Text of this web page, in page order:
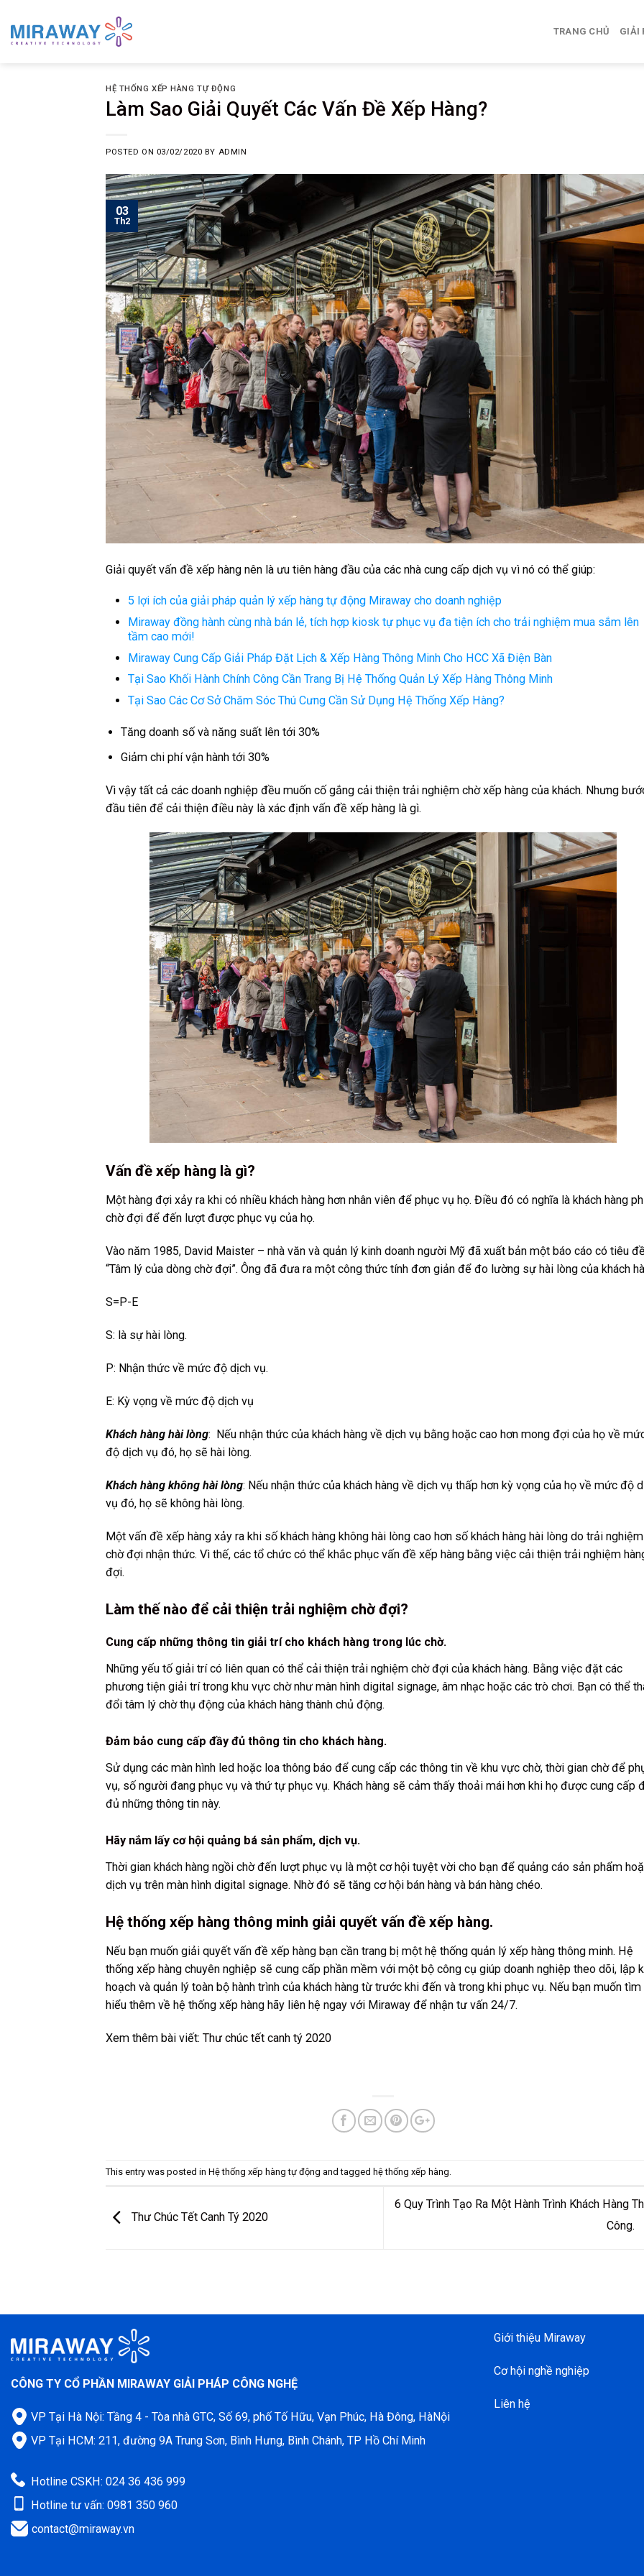
content
TRANG CHỦ GIẢI
HỆ THỐNG XẾP HÀNG TỰ ĐỘNG
Làm Sao Giải Quyết Các Vấn Đề Xếp Hàng?
POSTED ON 03/02/2020 BY ADMIN
03
Th2
Giải quyết vấn đề xếp hàng nên là ưu tiên hàng đầu của các nhà cung cấp dịch vụ vì nó có thể giúp:
5 lợi ích của giải pháp quản lý xếp hàng tự động Miraway cho doanh nghiệp
Miraway đồng hành cùng nhà bán lẻ, tích hợp kiosk tự phục vụ đa tiện ích cho trải nghiệm mua sắm lên
tầm cao mới!
Miraway Cung Cấp Giải Pháp Đặt Lịch & Xếp Hàng Thông Minh Cho HCC Xã Điện Bàn
Tại Sao Khối Hành Chính Công Cần Trang Bị Hệ Thống Quản Lý Xếp Hàng Thông Minh
Tại Sao Các Cơ Sở Chăm Sóc Thú Cưng Cần Sử Dụng Hệ Thống Xếp Hàng?
Tăng doanh số và năng suất lên tới 30%
Giảm chi phí vận hành tới 30%
Vì vậy tất cả các doanh nghiệp đều muốn cố gắng cải thiện trải nghiệm chờ xếp hàng của khách. Nhưng
đầu tiên để cải thiện điều này là xác định vấn đề xếp hàng là gì.
Vấn đề xếp hàng là gì?
Một hàng đợi xảy ra khi có nhiều khách hàng hơn nhân viên để phục vụ họ. Điều đó có nghĩa là khách hàng
chờ đợi để đến lượt được phục vụ của họ.
Vào năm 1985, David Maister – nhà văn và quản lý kinh doanh người Mỹ đã xuất bản một báo cáo có tiêu đề
“Tâm lý của dòng chờ đợi”. Ông đã đưa ra một công thức tính đơn giản để đo lường sự hài lòng của khách
S=P-E
S: là sự hài lòng.
P: Nhận thức về mức độ dịch vụ.
E: Kỳ vọng về mức độ dịch vụ
Khách hàng hài lòng: Nếu nhận thức của khách hàng về dịch vụ bằng hoặc cao hơn mong đợi của họ về
độ dịch vụ đó, họ sẽ hài lòng.
Khách hàng không hài lòng: Nếu nhận thức của khách hàng về dịch vụ thấp hơn kỳ vọng của họ về mức độ
vụ đó, họ sẽ không hài lòng.
Một vấn đề xếp hàng xảy ra khi số khách hàng không hài lòng cao hơn số khách hàng hài lòng do trải nghiệm
chờ đợi nhận thức. Vì thế, các tổ chức có thể khắc phục vấn đề xếp hàng bằng việc cải thiện trải nghiệm
đợi.
Làm thế nào để cải thiện trải nghiệm chờ đợi?
Cung cấp những thông tin giải trí cho khách hàng trong lúc chờ.
Những yếu tố giải trí có liên quan có thể cải thiện trải nghiệm chờ đợi của khách hàng. Bằng việc đặt các
phương tiện giải trí trong khu vực chờ như màn hình digital signage, âm nhạc hoặc các trò chơi. Bạn có thể
đổi tâm lý chờ thụ động của khách hàng thành chủ động.
Đảm bảo cung cấp đầy đủ thông tin cho khách hàng.
Sử dụng các màn hình led hoặc loa thông báo để cung cấp các thông tin về khu vực chờ, thời gian chờ để
vụ, số người đang phục vụ và thứ tự phục vụ. Khách hàng sẽ cảm thấy thoải mái hơn khi họ được cung cấp
đủ những thông tin này.
Hãy nắm lấy cơ hội quảng bá sản phẩm, dịch vụ.
Thời gian khách hàng ngồi chờ đến lượt phục vụ là một cơ hội tuyệt vời cho bạn để quảng cáo sản phẩm
dịch vụ trên màn hình digital signage. Nhờ đó sẽ tăng cơ hội bán hàng và bán hàng chéo.
Hệ thống xếp hàng thông minh giải quyết vấn đề xếp hàng.
Nếu bạn muốn giải quyết vấn đề xếp hàng bạn cần trang bị một hệ thống quản lý xếp hàng thông minh. Hệ
thống xếp hàng chuyên nghiệp sẽ cung cấp phần mềm với một bộ công cụ giúp doanh nghiệp theo dõi, lập
hoạch và quản lý toàn bộ hành trình của khách hàng từ trước khi đến và trong khi phục vụ. Nếu bạn muốn tìm
hiểu thêm về hệ thống xếp hàng hãy liên hệ ngay với Miraway để nhận tư vấn 24/7.
Xem thêm bài viết: Thư chúc tết canh tý 2020
This entry was posted in Hệ thống xếp hàng tự động and tagged hệ thống xếp hàng.
Thư Chúc Tết Canh Tý 2020
6 Quy Trình Tạo Ra Một Hành Trình Khách Hàng
Công.
CÔNG TY CỔ PHẦN MIRAWAY GIẢI PHÁP CÔNG NGHỆ
VP Tại Hà Nội: Tầng 4 - Tòa nhà GTC, Số 69, phố Tố Hữu, Vạn Phúc, Hà Đông, HàNội
VP Tại HCM: 211, đường 9A Trung Sơn, Bình Hưng, Bình Chánh, TP Hồ Chí Minh
Hotline CSKH: 024 36 436 999
Hotline tư vấn: 0981 350 960
contact@miraway.vn
Giới thiệu Miraway
Cơ hội nghề nghiệp
Liên hệ